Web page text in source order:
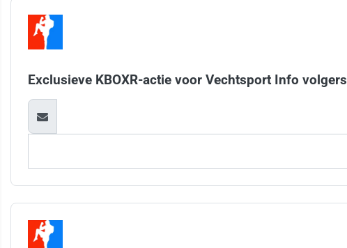
Exclusieve KBOXR-actie voor Vechtsport Info volgers